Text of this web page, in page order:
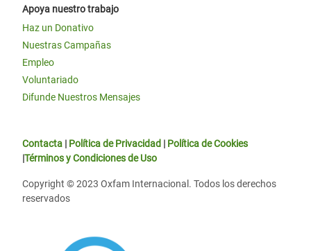
Apoya nuestro trabajo
Haz un Donativo
Nuestras Campañas
Empleo
Voluntariado
Difunde Nuestros Mensajes
Contacta | Política de Privacidad | Política de Cookies
|Términos y Condiciones de Uso
Copyright © 2023 Oxfam Internacional. Todos los derechos
reservados